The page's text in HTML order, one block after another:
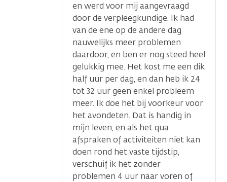
en werd voor mij aangevraagd
door de verpleegkundige. Ik had
van de ene op de andere dag
nauwelijks meer problemen
daardoor, en ben er nog steed heel
gelukkig mee. Het kost me een dik
half uur per dag, en dan heb ik 24
tot 32 uur geen enkel probleem
meer. Ik doe het bij voorkeur voor
het avondeten. Dat is handig in
mijn leven, en als het qua
afspraken of activiteiten niet kan
doen rond het vaste tijdstip,
verschuif ik het zonder
problemen 4 uur naar voren of